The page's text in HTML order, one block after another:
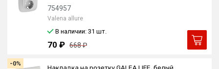
754957
Valena allure
В наличии: 31 шт.
70 ₽ 668 ₽
-0%